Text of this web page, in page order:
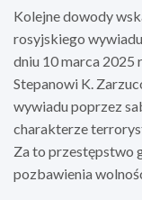
Kolejne dowody
rosyjskiego
dniu 10 marca 2025
Stepanowi K.
wywiadu poprzez
charakterze
Za to przestępstwo
pozbawienia